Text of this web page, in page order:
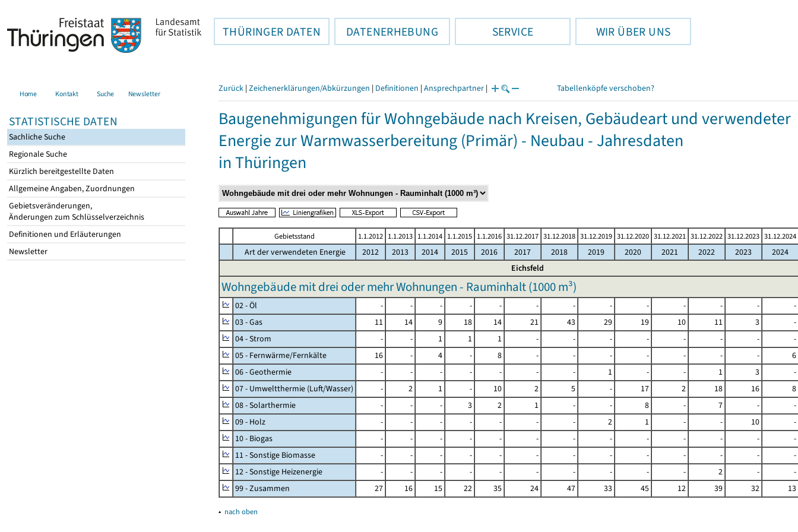
THÜRINGER DATEN DATENERHEBUNG SERVICE WIR ÜBER UNS
Home Kontakt Suche Newsletter
STATISTISCHE DATEN
Sachliche Suche
Regionale Suche
Kürzlich bereitgestellte Daten
Allgemeine Angaben, Zuordnungen
Gebietsveränderungen,
Änderungen zum Schlüsselverzeichnis
Definitionen und Erläuterungen
Newsletter
Zurück | Zeichenerklärungen/Abkürzungen | Definitionen | Ansprechpartner | Tabellenköpfe verschoben?
Baugenehmigungen für Wohngebäude nach Kreisen, Gebäudeart und verwendeter
Energie zur Warmwasserbereitung (Primär) - Neubau - Jahresdaten
in Thüringen
Gebietsstand 1.1.2012 1.1.2013 1.1.2014 1.1.2015 1.1.2016 31.12.2017 31.12.2018 31.12.2019 31.12.2020 31.12.2021 31.12.2022 31.12.2023 31.12.2024
Art der verwendeten Energie 2012 2013 2014 2015 2016 2017 2018 2019 2020 2021 2022 2023
2024
Eichsfeld
Wohngebäude mit drei oder mehr Wohnungen - Rauminhalt (1000 m³)
02 - Öl - - - - - - - - - - - -
-
03 - Gas
11 14 9 18 14 21 43 29 19 10 11 3
-
04 - Strom
- - 1 1 1 - - - - - - -
-
05 - Fernwärme/Fernkälte
16 - 4 - 8 - - - - - - -
6
06 - Geothermie
- - - - - - - 1 - - 1 3
-
07 - Umweltthermie (Luft/Wasser)
- 2 1 - 10 2 5 - 17 2 18 16
8
08 - Solarthermie
- - - 3 2 1 - - 8 - 7 -
-
09 - Holz
- - - - - - - 2 1 - - 10
-
10 - Biogas
- - - - - - - - - - - -
-
11 - Sonstige Biomasse
- - - - - - - - - - - -
-
12 - Sonstige Heizenergie
- - - - - - - - - - 2 -
-
99 - Zusammen
27 16 15 22 35 24 47 33 45 12 39 32 13
▴ nach oben